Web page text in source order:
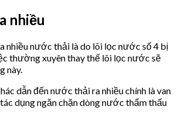
nhiều
nhiều nước thải là do lõi lọc nước số 4 bị
thường xuyên thay thế lõi lọc nước sẽ
này.
dẫn đến nước thải ra nhiều chính là van
dụng ngăn chặn dòng nước thẩm thấu